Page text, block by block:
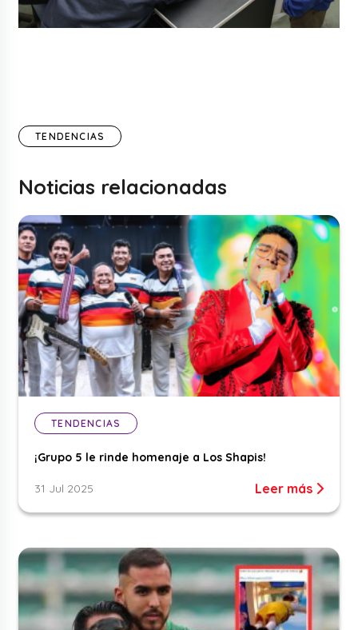
TENDENCIAS
Noticias relacionadas
TENDENCIAS
¡Grupo 5 le rinde homenaje a Los Shapis!
31 Jul 2025 Leer más